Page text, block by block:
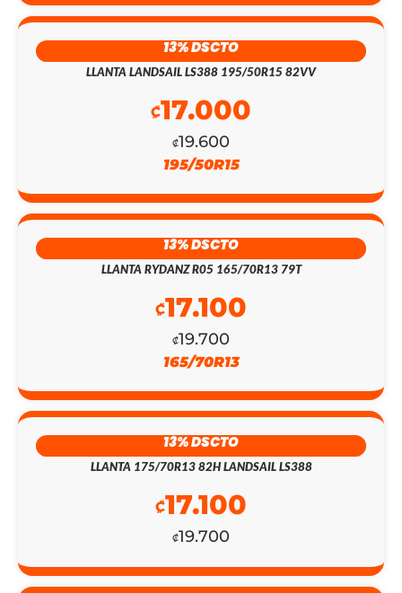
13% DSCTO
LLANTA LANDSAIL LS388 195/50R15 82VV
₡19.600
₡17.000
195/50R15
13% DSCTO
LLANTA RYDANZ R05 165/70R13 79T
₡19.700
₡17.100
165/70R13
13% DSCTO
LLANTA 175/70R13 82H LANDSAIL LS388
₡19.700
₡17.100
EL
PRECIO
ORIGINAL
EL
PRECIO
EL
EL